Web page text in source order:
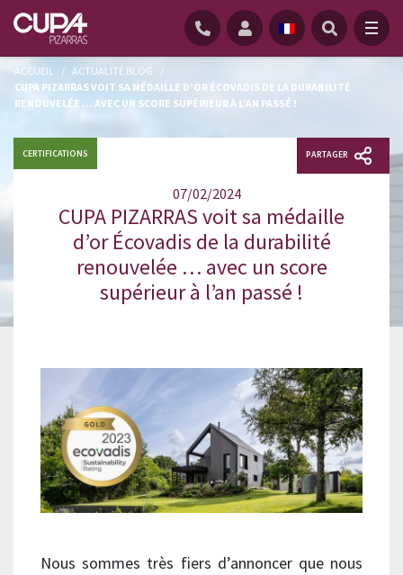
ACCUEIL / ACTUALITÉ BLOG
/
CUPA PIZARRAS VOIT SA MÉDAILLE D’OR ÉCOVADIS DE LA DURABILITÉ
RENOUVELÉE … AVEC UN SCORE SUPÉRIEUR À L’AN PASSÉ !
CERTIFICATIONS
07/02/2024
PARTAGER
CUPA PIZARRAS voit sa médaille
d’or Écovadis de la durabilité
renouvelée … avec un score
supérieur à l’an passé !
Nous sommes très fiers d’annoncer que nous